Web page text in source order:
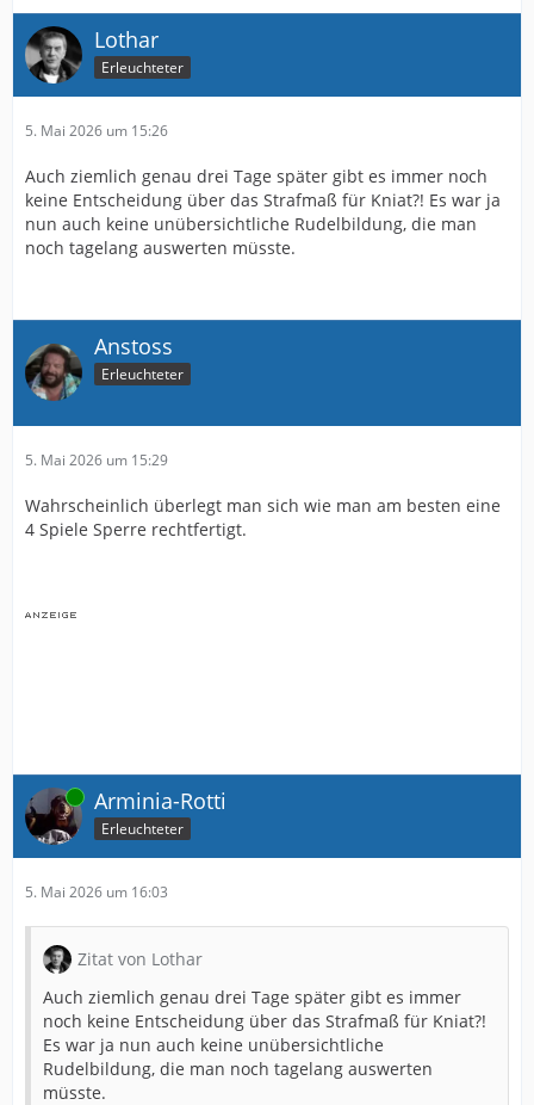
Lothar
Erleuchteter
5. Mai 2026 um 15:26
Auch ziemlich genau drei Tage später gibt es immer noch
keine Entscheidung über das Strafmaß für Kniat?! Es war ja
nun auch keine unübersichtliche Rudelbildung, die man
noch tagelang auswerten müsste.
Anstoss
Erleuchteter
5. Mai 2026 um 15:29
Wahrscheinlich überlegt man sich wie man am besten eine
4 Spiele Sperre rechtfertigt.
Online Arminia-Rotti
Erleuchteter
5. Mai 2026 um 16:03
Zitat von Lothar
Auch ziemlich genau drei Tage später gibt es immer
noch keine Entscheidung über das Strafmaß für Kniat?!
Es war ja nun auch keine unübersichtliche
Rudelbildung, die man noch tagelang auswerten
müsste.